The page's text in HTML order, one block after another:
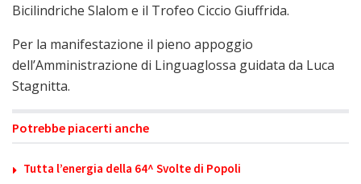
Bicilindriche Slalom e il Trofeo Ciccio Giuffrida.
Per la manifestazione il pieno appoggio
dell’Amministrazione di Linguaglossa guidata da Luca
Stagnitta.
Potrebbe piacerti anche
Tutta l’energia della 64^ Svolte di Popoli